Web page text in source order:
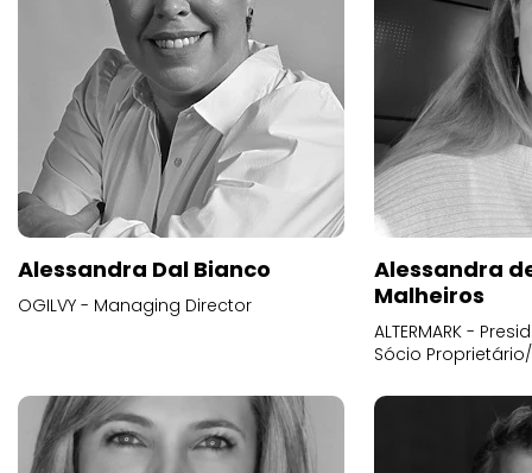
Alessandra Dal Bianco
OGILVY - Managing Director
Alessandra
Malheiros
ALTERMARK -
Sócio